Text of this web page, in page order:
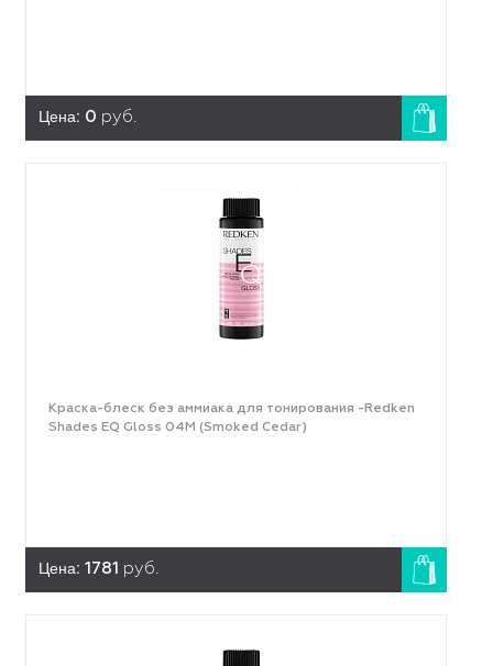
Цена: 0 руб.
Краска-блеск без аммиака для тонирования -Redken
Shades EQ Gloss 04M (Smoked Cedar)
Цена: 1781 руб.